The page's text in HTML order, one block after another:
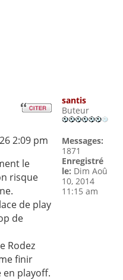
2:09 pm
le
risque
de play
de
Rodez
finir
playoff.
santis
Buteur
Messages:
1871
Enregistré
le: Dim Aoû
10, 2014
11:15 am